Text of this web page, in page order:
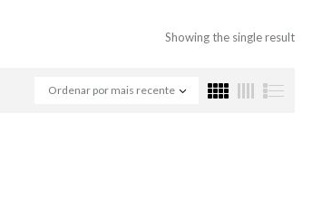
Showing the single result
Ordenar por mais recente